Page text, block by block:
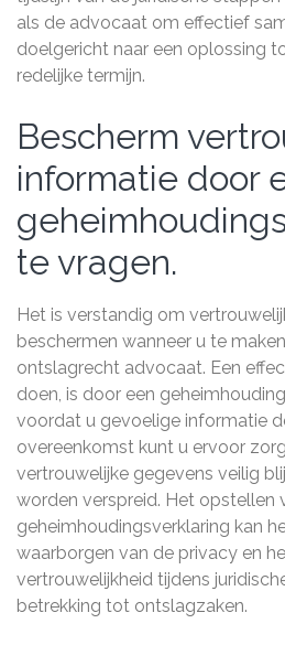
als de advocaat om effectief
doelgericht naar een oplossing
redelijke termijn.
Bescherm
informatie door
te vragen.
Het is verstandig om
beschermen wanneer u te
ontslagrecht advocaat. Een
doen, is door een
voordat u gevoelige informatie
overeenkomst kunt u ervoor
vertrouwelijke gegevens veilig
worden verspreid. Het opstellen
geheimhoudingsverklaring kan
waarborgen van de privacy en
vertrouwelijkheid tijdens
betrekking tot ontslagzaken.